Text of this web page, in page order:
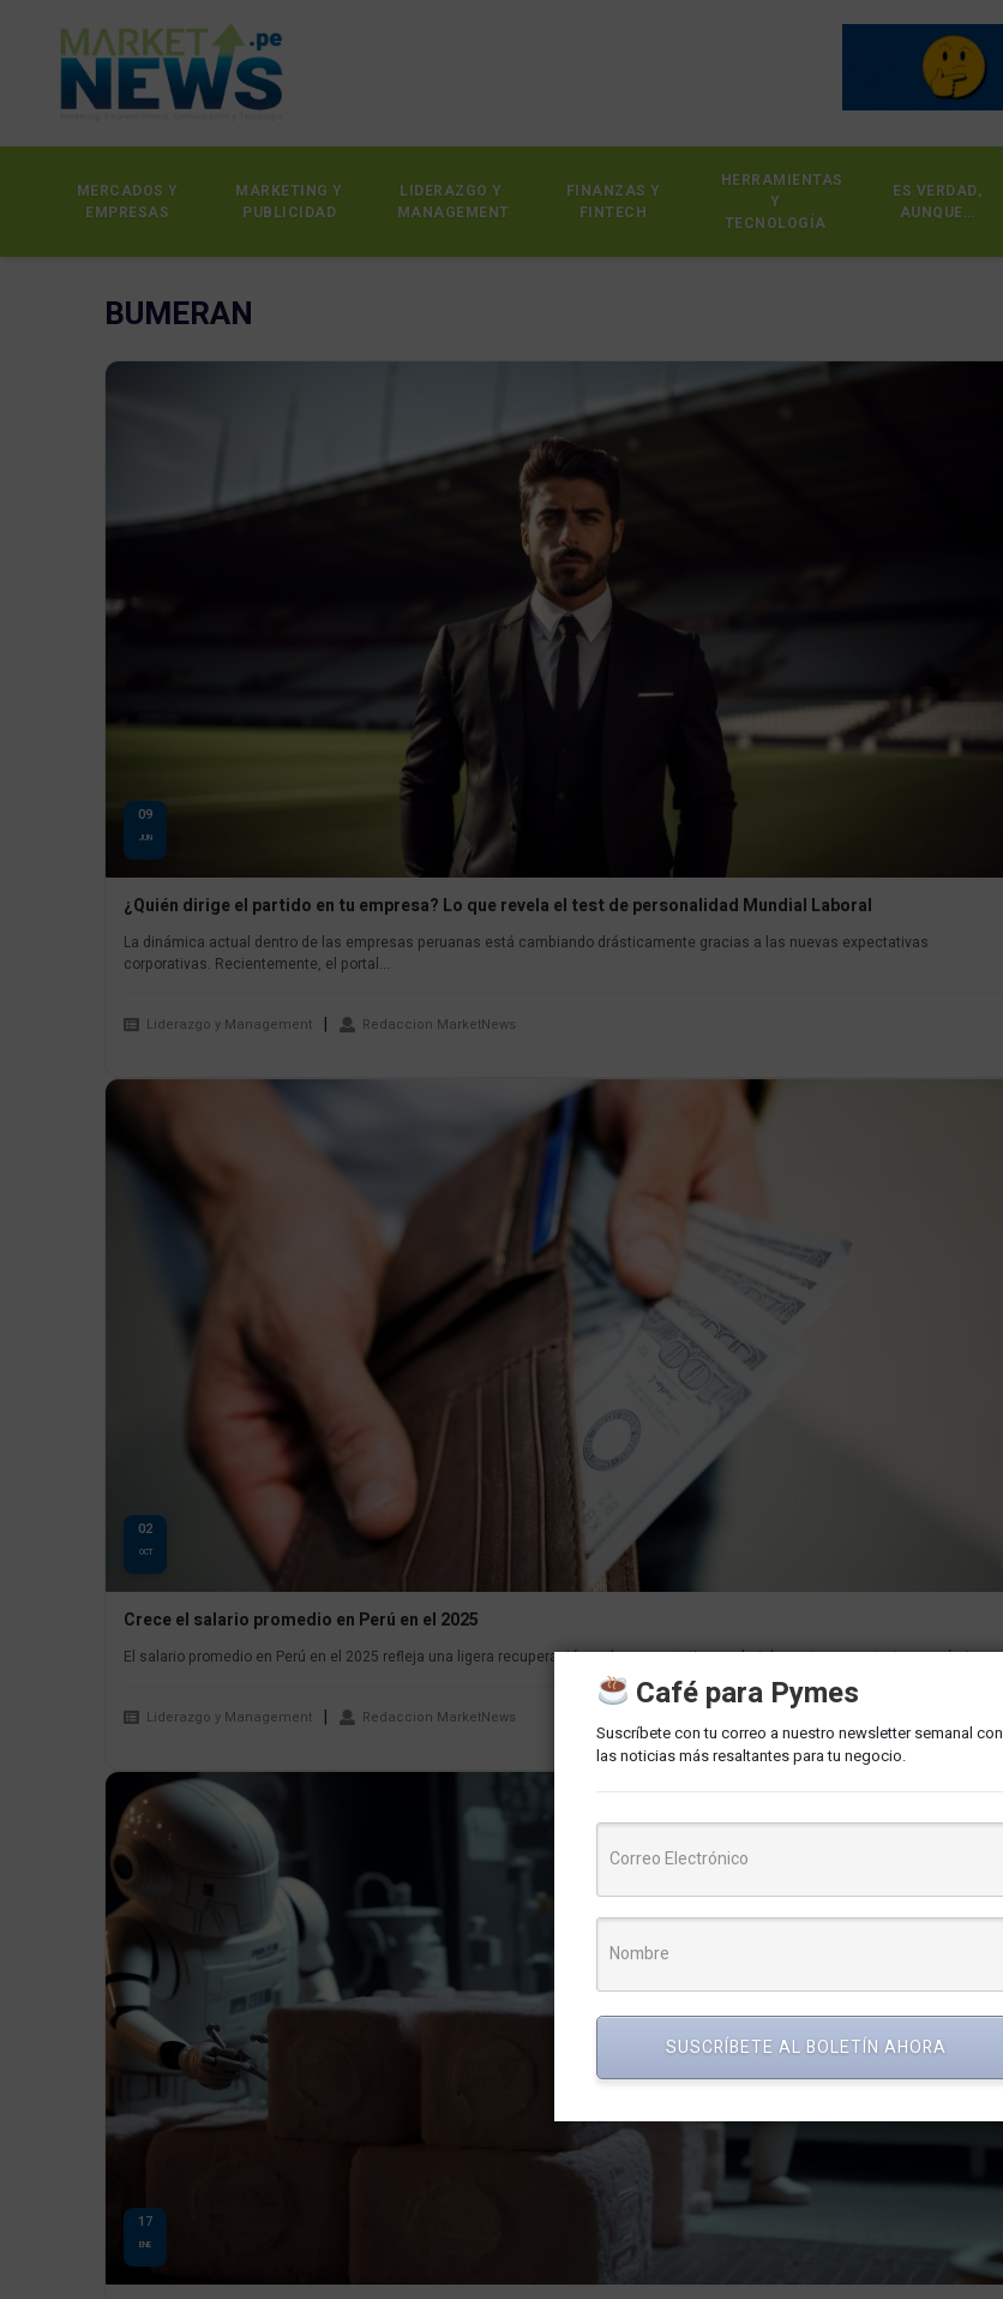
MERCADOS Y
EMPRESAS
MARKETING Y
PUBLICIDAD
LIDERAZGO Y
MANAGEMENT
FINANZAS Y
FINTECH
HERRAMIENTAS
Y
TECNOLOGÍA
ES VERDAD,
AUNQUE…
BUMERAN
09
JUN
¿Quién dirige el partido en tu empresa? Lo que revela el test de personalidad Mundial Laboral
La dinámica actual dentro de las empresas peruanas está cambiando drásticamente gracias a las nuevas expectativas
corporativas. Recientemente, el portal...
Liderazgo y Management Redaccion MarketNews
02
OCT
Crece el salario promedio en Perú en el 2025
El salario promedio en Perú en el 2025 refleja una ligera recuperación en las expectativas salariales ante un contexto económico...
Liderazgo y Management Redaccion MarketNews
17
ENE
Café para Pymes
Suscríbete con tu correo a nuestro newsletter semanal con
las noticias más resaltantes para tu negocio.
SUSCRÍBETE AL BOLETÍN AHORA